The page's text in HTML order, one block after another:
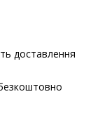
доставлення